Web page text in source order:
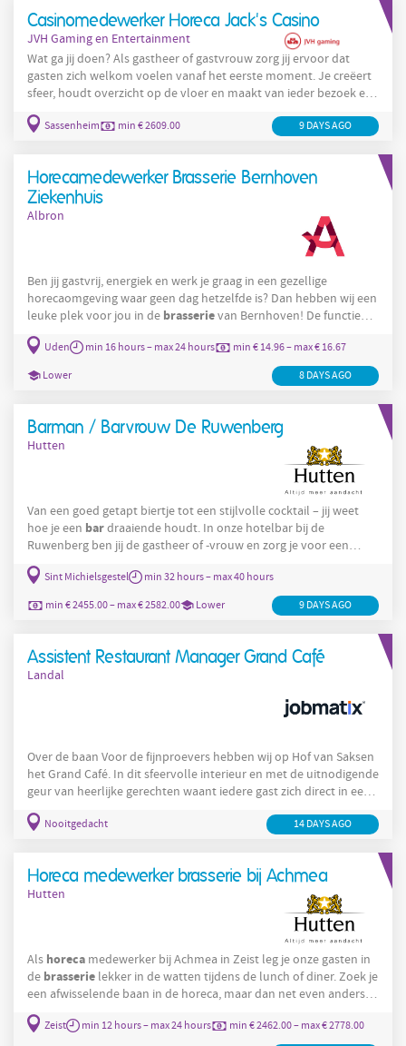
Casinomedewerker Horeca Jack's Casino
JVH Gaming en Entertainment
Wat ga jij doen? Als gastheer of gastvrouw zorg jij ervoor dat
gasten zich welkom voelen vanaf het eerste moment. Je creëert
sfeer, houdt overzicht op de vloer en maakt van ieder bezoek een
drankjes, ben jij hét aanspreekpunt voor gasten en zorg je samen
DIT GA JE DOEN In deze
Sassenheim min € 2609.00 9 DAYS AGO
Horecamedewerker Brasserie Bernhoven
Ziekenhuis
Albron
Ben jij gastvrij, energiek en werk je graag in een gezellige
horecaomgeving waar geen dag hetzelfde is? Dan hebben wij een
leuke plek voor jou in de brasserievan Bernhoven! De functie
Als
Ziekenhuis zorg jij voor een warm welkom en een lekkere
versnapering voor onze gasten en bezoekers. Met jouw
gastvrijheid en enthousiasme maak je van iedere werkdag een
Uden min 16 hours – max 24 hours min € 14.96 – max € 16.67
Lower 8 DAYS AGO
Barman / Barvrouw De Ruwenberg
Hutten
Van een goed getapt biertje tot een stijlvolle cocktail – jij weet
hoe je een bardraaiende houdt. In onze hotelbar bij de
Ruwenberg ben jij de gastheer of -vrouw en zorg je voor een
Ruwenberg ben jij verantwoordelijk voor onze hotelbar die
dagelijks geopend is van 16.30u tot 01.00 uur. Debaris jouw
eigen domein waar jij dan ook alle werkzaamheden verricht.
Sint Michielsgestel min 32 hours – max 40 hours
min € 2455.00 – max € 2582.00 Lower 9 DAYS AGO
Assistent Restaurant Manager Grand Café
Landal
Over de baan Voor de fijnproevers hebben wij op Hof van Saksen
het Grand Café. In dit sfeervolle interieur en met de uitnodigende
geur van heerlijke gerechten waant iedere gast zich direct in een
om unieke belevingen en uitstekende service. In onze
persoonlijke aandacht. Als AssistentRestaurant
Nooitgedacht 14 DAYS AGO
Horeca medewerker brasserie bij Achmea
Hutten
Als horeca medewerker bij Achmea in Zeist leg je onze gasten in
de brasserie lekker in de watten tijdens de lunch of diner. Zoek je
een afwisselende baan in de horeca, maar dan net even anders?
werk je in onze à-la-carteBrasseriebij Achmea in Zeist. Je bent
Zeist min 12 hours – max 24 hours min € 2462.00 – max € 2778.00